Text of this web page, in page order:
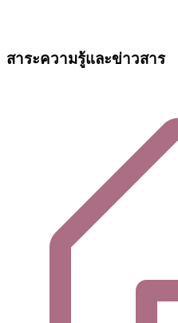
สาระความรู้และข่าวสาร